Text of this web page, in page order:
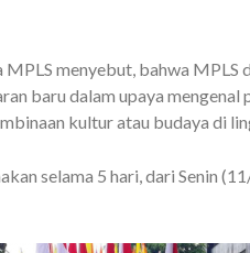
menyebut, bahwa
baru dalam upaya mengenal
kultur atau budaya di
selama 5 hari, dari Senin